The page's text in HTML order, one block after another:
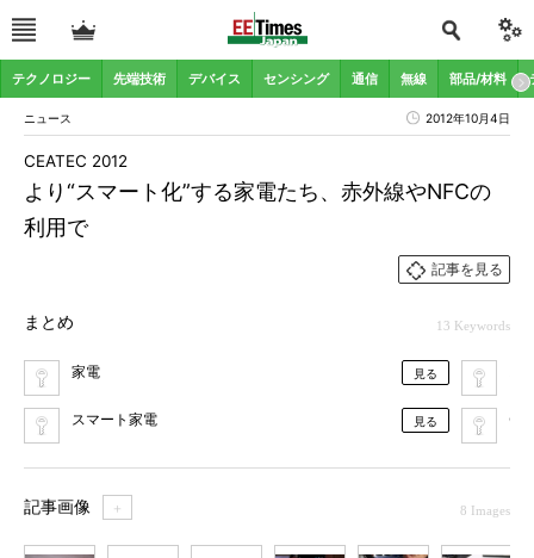
テクノロジー 先端技術 デバイス センシング 通信 無線 部品/材料
ニュース 2012年10月4日
より“スマート化”する家電たち、赤外線やNFCの
利用で
CEATEC 2012
記事を見る
まとめ 13 Keywords
家電 見る
スマート家電 見る
記事画像 ＋ 8 Images